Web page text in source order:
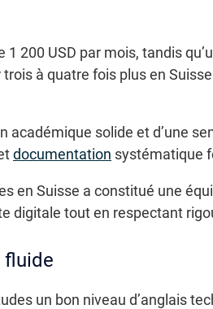
200 USD par mois, tandis
à quatre fois plus en
académique solide et d’une
documentation systématique
en Suisse a constitué une
digitale tout en respectant
fluide
un bon niveau d’anglais